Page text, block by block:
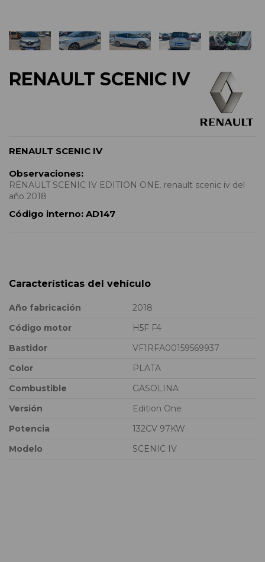
RENAULT SCENIC IV
RENAULT SCENIC IV
Observaciones:
RENAULT SCENIC IV EDITION ONE. renault scenic iv del
año 2018
Código interno: AD147
Características del vehículo
Año fabricación
2018
Código motor
H5F F4
Bastidor
VF1RFA00159569937
Color
PLATA
Combustible
GASOLINA
Versión
Edition One
Potencia
132CV 97KW
Modelo
SCENIC IV